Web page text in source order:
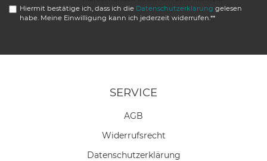
Hiermit bestätige ich, dass ich die Daten­schutz­erklärung gelesen
habe. Meine Einwilligung kann ich jederzeit widerrufen.**
SERVICE
AGB
Widerrufs­recht
Daten­schutz­erklärung